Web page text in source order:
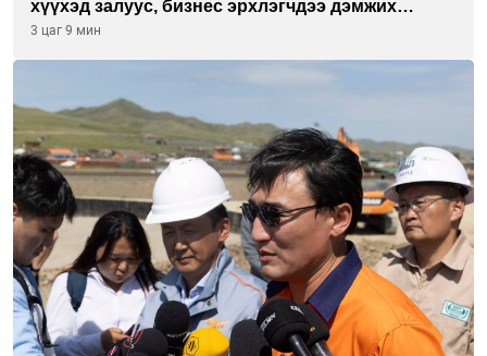
хүүхэд залуус, бизнес эрхлэгчдээ дэмжих
инкубатор төвүүдийг хотын захын
3 цаг 9 мин